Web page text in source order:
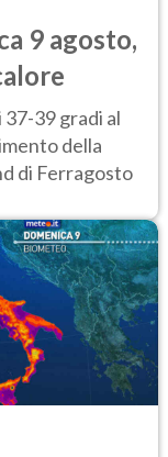
9 agosto,
39 gradi al
della
di Ferragosto